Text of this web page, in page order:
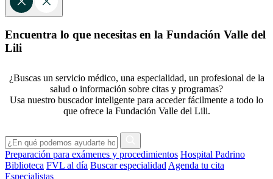
Encuentra lo que necesitas en la Fundación Valle del
Lili
¿Buscas un servicio médico, una especialidad, un profesional de la
salud o información sobre citas y programas?
Usa nuestro buscador inteligente para acceder fácilmente a todo lo
que ofrece la Fundación Valle del Lili.
Preparación para exámenes y procedimientos Hospital Padrino
Biblioteca FVL al día Buscar especialidad Agenda tu cita
Especialistas